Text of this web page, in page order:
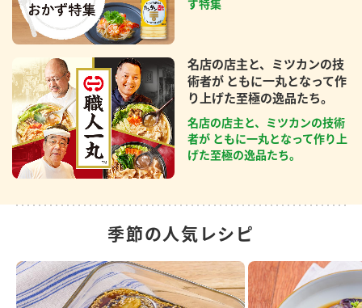
ず特集
名店の店主と、ミツカンの技
術者が ともに一丸となって作
り上げた至極の逸品たち。
名店の店主と、ミツカンの技術
者が ともに一丸となって作り上
げた至極の逸品たち。
季節の人気レシピ